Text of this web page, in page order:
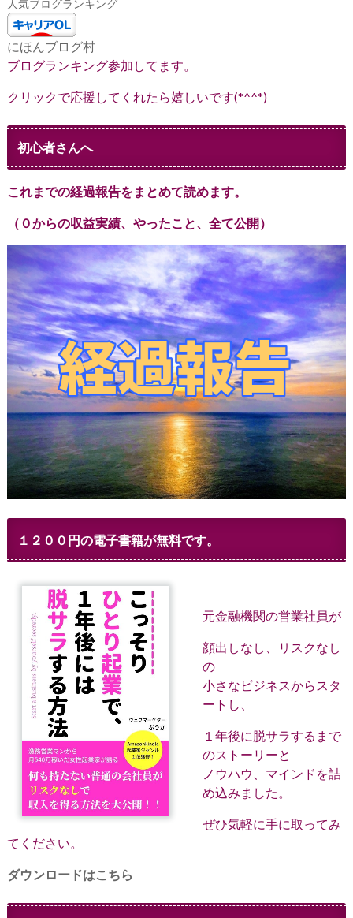
人気ブログランキング
にほんブログ村
ブログランキング参加してます。
クリックで応援してくれたら嬉しいです(*^^*)
初心者さんへ
これまでの経過報告をまとめて読めます。
（０からの収益実績、やったこと、全て公開）
１２００円の電子書籍が無料です。
元金融機関の営業社員が
顔出しなし、リスクなし
の
小さなビジネスからスタ
ートし、
１年後に脱サラするまで
のストーリーと
ノウハウ、マインドを詰
め込みました。
ぜひ気軽に手に取ってみ
てください。
ダウンロードはこちら